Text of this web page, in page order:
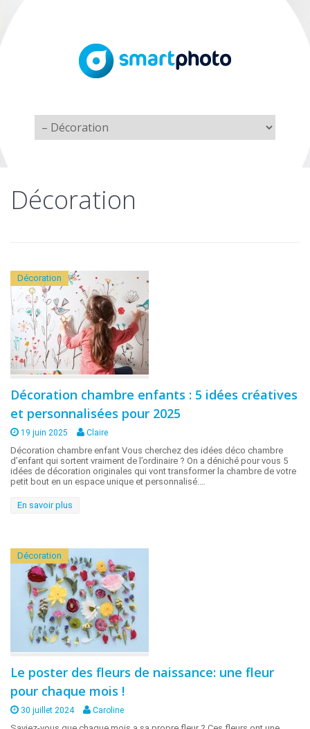
Décoration
Décoration
Décoration chambre enfants : 5 idées créatives
et personnalisées pour 2025
19 juin 2025 Claire
Décoration chambre enfant Vous cherchez des idées déco chambre
d’enfant qui sortent vraiment de l’ordinaire ? On a déniché pour vous 5
idées de décoration originales qui vont transformer la chambre de votre
petit bout en un espace unique et personnalisé.…
En savoir plus
Décoration
Le poster des fleurs de naissance: une fleur
pour chaque mois !
30 juillet 2024 Caroline